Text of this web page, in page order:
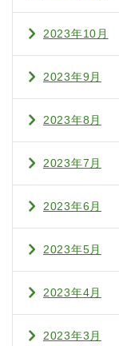
2023年10月
2023年9月
2023年8月
2023年7月
2023年6月
2023年5月
2023年4月
2023年3月